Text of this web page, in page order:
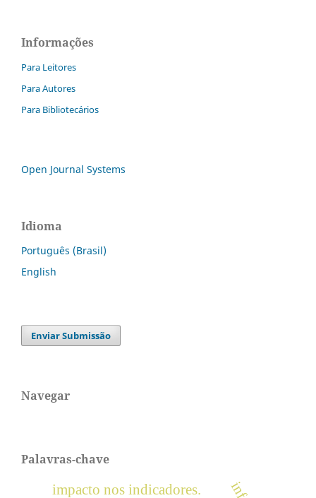
Informações
Para Leitores
Para Autores
Para Bibliotecários
Open Journal Systems
Idioma
Português (Brasil)
English
Enviar Submissão
Navegar
Palavras-chave
impacto nos indicadores.